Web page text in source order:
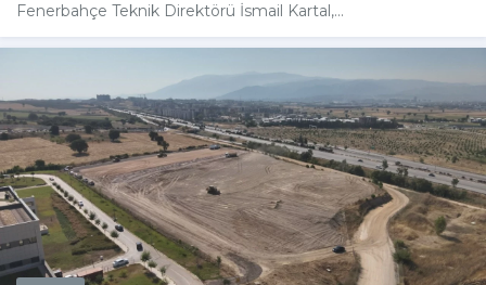
Fenerbahçe Teknik Direktörü İsmail Kartal,...